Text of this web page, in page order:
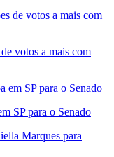
votos a mais com
SP para o Senado